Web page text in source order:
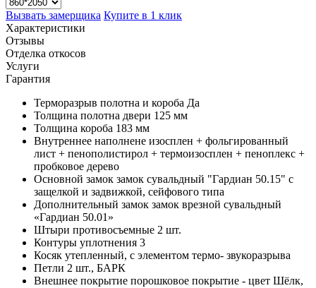
Вызвать замерщика Купите в 1 клик
Характеристики
Отзывы
Отделка откосов
Услуги
Гарантия
Терморазрыв полотна и короба Да
Толщина полотна двери 125 мм
Толщина короба 183 мм
Внутреннее наполнене изосплен + фольгированный
лист + пенополистирол + термоизосплен + пеноплекс +
пробковое дерево
Основной замок замок сувальдный "Гардиан 50.15" с
защелкой и задвижкой, сейфового типа
Дополнительный замок замок врезной сувальдный
«Гардиан 50.01»
Штыри противосъемные 2 шт.
Контуры уплотнения 3
Косяк утепленный, с элементом термо- звукоразрыва
Петли 2 шт., БАРК
Внешнее покрытие порошковое покрытие - цвет Шёлк,